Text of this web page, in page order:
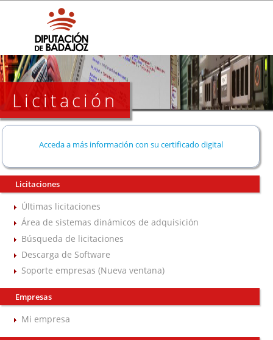
Licitación
Acceda a más información con su certificado digital
Licitaciones
Últimas licitaciones
Área de sistemas dinámicos de adquisición
Búsqueda de licitaciones
Descarga de Software
Soporte empresas (Nueva ventana)
Empresas
Mi empresa